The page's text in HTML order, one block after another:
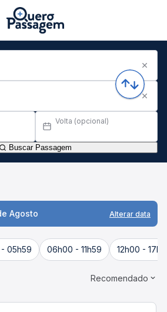
Volta (opcional)
Buscar Passagem
Agosto Alterar data
05h59 06h00 - 11h59 12h00 -
Recomendado